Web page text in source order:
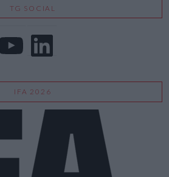
TG SOCIAL
YouTube LinkedIn
IFA 2026